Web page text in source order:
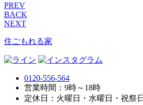
PREV
BACK
NEXT
住ごもれる家
0120-556-564
営業時間：9時～18時
定休日：火曜日・水曜日・祝祭日